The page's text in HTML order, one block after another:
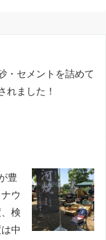
・セメントを詰めて
れました！
豊
ウ
検
中